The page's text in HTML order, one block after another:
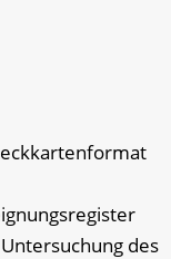
des